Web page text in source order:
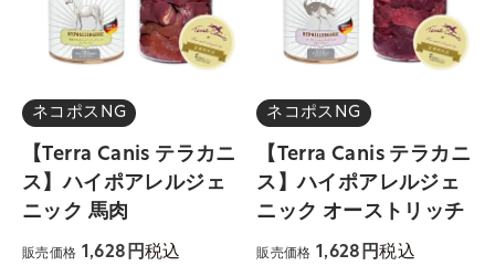
ネコポスNG
【Terra Canis テラカニ
ス】ハイポアレルジェ
ニック 馬肉
販売価格 1,628 税込
ネコポスNG
【Terra Canis テラカニ
ス】ハイポアレルジェ
ニック オーストリッチ
販売価格 1,628 税込